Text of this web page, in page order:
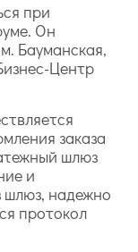
при
Он
Бауманская,
Центр
заказа
шлюз
и
шлюз, надежно
протокол